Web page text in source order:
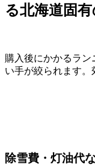
る北海道固
購入後にかかるラ
い手が絞られます。
除雪費・灯油代